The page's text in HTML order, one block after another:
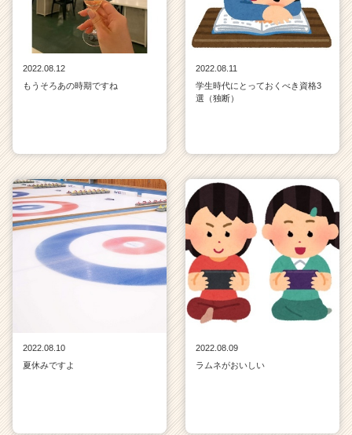
2022.08.12
もうそろあの時期ですね
2022.08.11
学生時代にとっておくべき資格3
選（独断）
2022.08.10
夏休みですよ
2022.08.09
ラムネがおいしい